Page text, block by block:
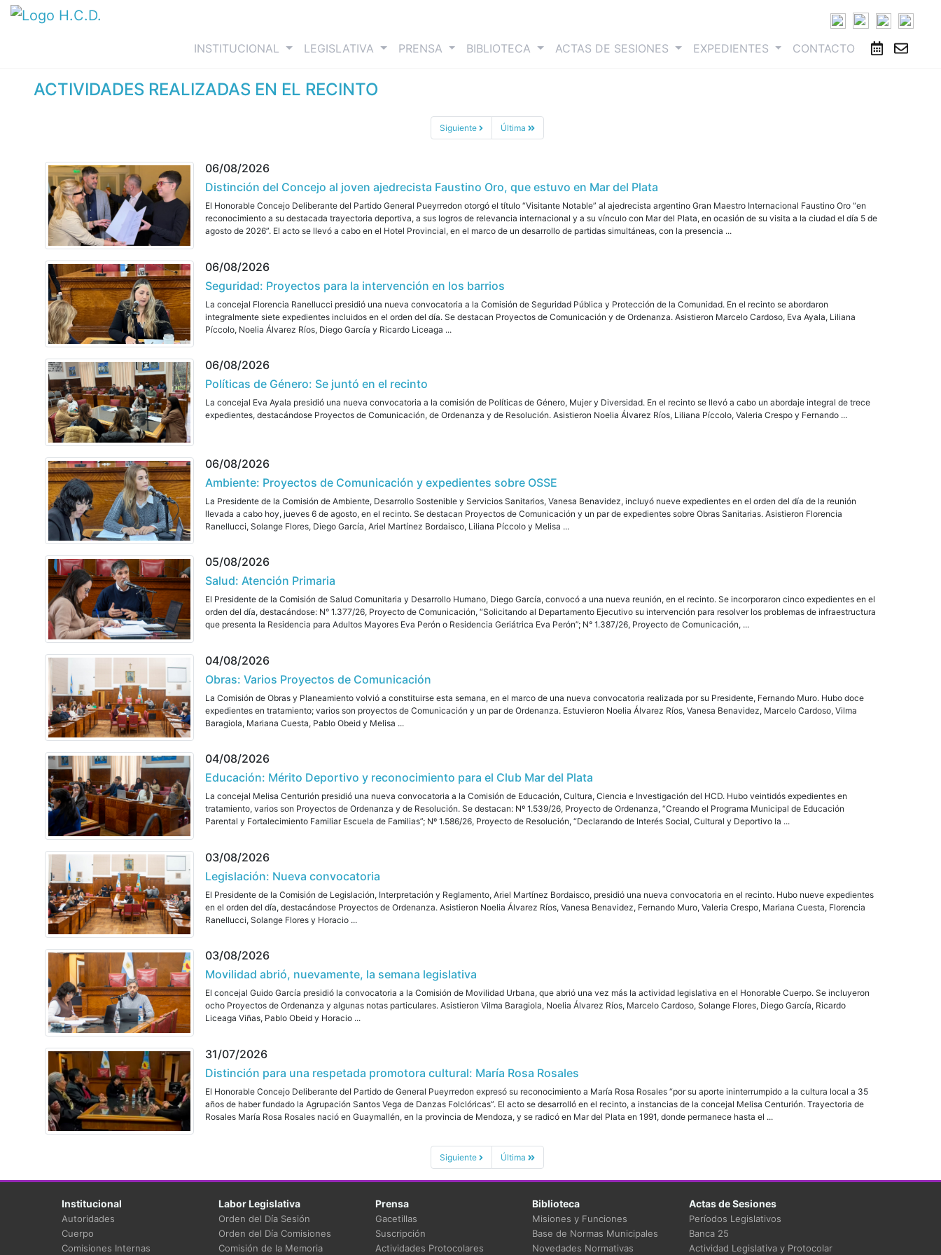
INSTITUCIONAL (current)LEGISLATIVA PRENSA BIBLIOTECA ACTAS DE SESIONES EXPEDIENTES CONTACTO
ACTIVIDADES REALIZADAS EN EL RECINTO
Siguiente Última
06/08/2026
Distinción del Concejo al joven ajedrecista Faustino Oro, que estuvo en Mar del Plata
El Honorable Concejo Deliberante del Partido General Pueyrredon otorgó el título “Visitante Notable” al ajedrecista argentino Gran Maestro Internacional Faustino Oro “en
reconocimiento a su destacada trayectoria deportiva, a sus logros de relevancia internacional y a su vínculo con Mar del Plata, en ocasión de su visita a la ciudad el día 5 de
agosto de 2026”. El acto se llevó a cabo en el Hotel Provincial, en el marco de un desarrollo de partidas simultáneas, con la presencia ...
06/08/2026
Seguridad: Proyectos para la intervención en los barrios
La concejal Florencia Ranellucci presidió una nueva convocatoria a la Comisión de Seguridad Pública y Protección de la Comunidad. En el recinto se abordaron
integralmente siete expedientes incluidos en el orden del día. Se destacan Proyectos de Comunicación y de Ordenanza. Asistieron Marcelo Cardoso, Eva Ayala, Liliana
Píccolo, Noelia Álvarez Ríos, Diego García y Ricardo Liceaga ...
06/08/2026
Políticas de Género: Se juntó en el recinto
La concejal Eva Ayala presidió una nueva convocatoria a la comisión de Políticas de Género, Mujer y Diversidad. En el recinto se llevó a cabo un abordaje integral de trece
expedientes, destacándose Proyectos de Comunicación, de Ordenanza y de Resolución. Asistieron Noelia Álvarez Ríos, Liliana Píccolo, Valeria Crespo y Fernando ...
06/08/2026
Ambiente: Proyectos de Comunicación y expedientes sobre OSSE
La Presidente de la Comisión de Ambiente, Desarrollo Sostenible y Servicios Sanitarios, Vanesa Benavidez, incluyó nueve expedientes en el orden del día de la reunión
llevada a cabo hoy, jueves 6 de agosto, en el recinto. Se destacan Proyectos de Comunicación y un par de expedientes sobre Obras Sanitarias. Asistieron Florencia
Ranellucci, Solange Flores, Diego García, Ariel Martínez Bordaisco, Liliana Píccolo y Melisa ...
05/08/2026
Salud: Atención Primaria
El Presidente de la Comisión de Salud Comunitaria y Desarrollo Humano, Diego García, convocó a una nueva reunión, en el recinto. Se incorporaron cinco expedientes en el
orden del día, destacándose: N° 1.377/26, Proyecto de Comunicación, “Solicitando al Departamento Ejecutivo su intervención para resolver los problemas de infraestructura
que presenta la Residencia para Adultos Mayores Eva Perón o Residencia Geriátrica Eva Perón”; N° 1.387/26, Proyecto de Comunicación, ...
04/08/2026
Obras: Varios Proyectos de Comunicación
La Comisión de Obras y Planeamiento volvió a constituirse esta semana, en el marco de una nueva convocatoria realizada por su Presidente, Fernando Muro. Hubo doce
expedientes en tratamiento; varios son proyectos de Comunicación y un par de Ordenanza. Estuvieron Noelia Álvarez Ríos, Vanesa Benavidez, Marcelo Cardoso, Vilma
Baragiola, Mariana Cuesta, Pablo Obeid y Melisa ...
04/08/2026
Educación: Mérito Deportivo y reconocimiento para el Club Mar del Plata
La concejal Melisa Centurión presidió una nueva convocatoria a la Comisión de Educación, Cultura, Ciencia e Investigación del HCD. Hubo veintidós expedientes en
tratamiento, varios son Proyectos de Ordenanza y de Resolución. Se destacan: Nº 1.539/26, Proyecto de Ordenanza, “Creando el Programa Municipal de Educación
Parental y Fortalecimiento Familiar Escuela de Familias”; Nº 1.586/26, Proyecto de Resolución, “Declarando de Interés Social, Cultural y Deportivo la ...
03/08/2026
Legislación: Nueva convocatoria
El Presidente de la Comisión de Legislación, Interpretación y Reglamento, Ariel Martínez Bordaisco, presidió una nueva convocatoria en el recinto. Hubo nueve expedientes
en el orden del día, destacándose Proyectos de Ordenanza. Asistieron Noelia Álvarez Ríos, Vanesa Benavidez, Fernando Muro, Valeria Crespo, Mariana Cuesta, Florencia
Ranellucci, Solange Flores y Horacio ...
03/08/2026
Movilidad abrió, nuevamente, la semana legislativa
El concejal Guido García presidió la convocatoria a la Comisión de Movilidad Urbana, que abrió una vez más la actividad legislativa en el Honorable Cuerpo. Se incluyeron
ocho Proyectos de Ordenanza y algunas notas particulares. Asistieron Vilma Baragiola, Noelia Álvarez Ríos, Marcelo Cardoso, Solange Flores, Diego García, Ricardo
Liceaga Viñas, Pablo Obeid y Horacio ...
31/07/2026
Distinción para una respetada promotora cultural: María Rosa Rosales
El Honorable Concejo Deliberante del Partido de General Pueyrredon expresó su reconocimiento a María Rosa Rosales “por su aporte ininterrumpido a la cultura local a 35
años de haber fundado la Agrupación Santos Vega de Danzas Folclóricas”. El acto se desarrolló en el recinto, a instancias de la concejal Melisa Centurión. Trayectoria de
Rosales María Rosa Rosales nació en Guaymallén, en la provincia de Mendoza, y se radicó en Mar del Plata en 1991, donde permanece hasta el ...
Siguiente Última
Institucional
Autoridades
Cuerpo
Comisiones Internas
Labor Legislativa
Orden del Día Sesión
Orden del Día Comisiones
Comisión de la Memoria
Prensa
Gacetillas
Suscripción
Actividades Protocolares
Biblioteca
Misiones y Funciones
Base de Normas Municipales
Novedades Normativas
Actas de Sesiones
Períodos Legislativos
Banca 25
Actividad Legislativa y Protocolar